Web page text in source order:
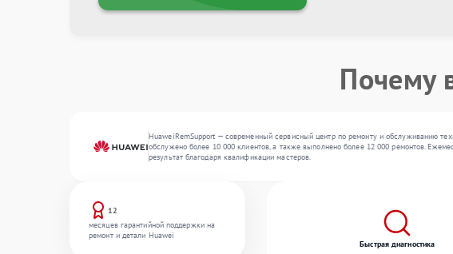
Почему
HuaweiRemSupport — современный сервисный центр по ремонту и обслуживанию
обслужено более 10 000 клиентов, а также выполнено более 12 000 ремонтов.
результат благодаря квалификации мастеров.
12
месяцев гарантийной поддержки на
ремонт и детали Huawei
Быстрая диагностика